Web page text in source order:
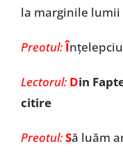
la marginile
Preotul:Î
Lectorul: Din
citire
Preotul:Să luăm